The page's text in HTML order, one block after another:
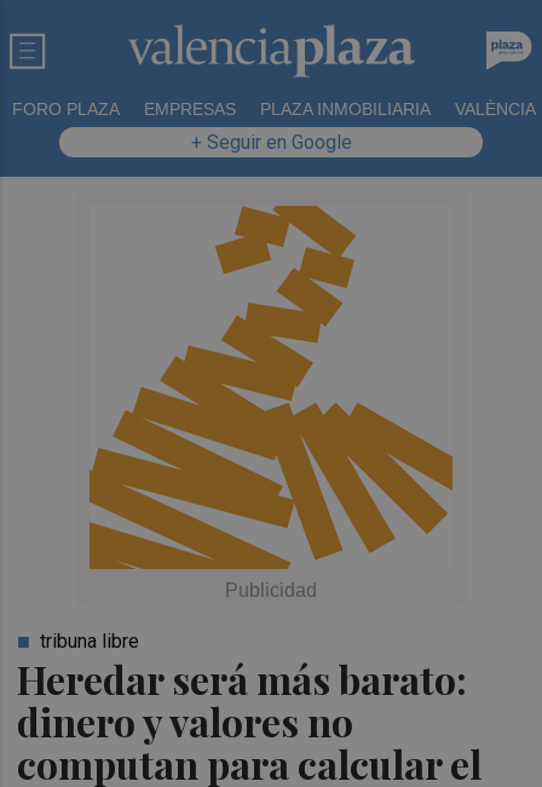
FORO PLAZA EMPRESAS PLAZA INMOBILIARIA VALÈNCIA
+ Seguir en Google
Heredar será más barato:
dinero y valores no
computan para calcular el
tribuna libre